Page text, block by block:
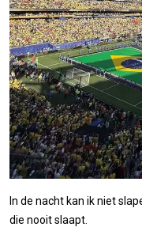
In de nacht kan ik niet
die nooit slaapt.